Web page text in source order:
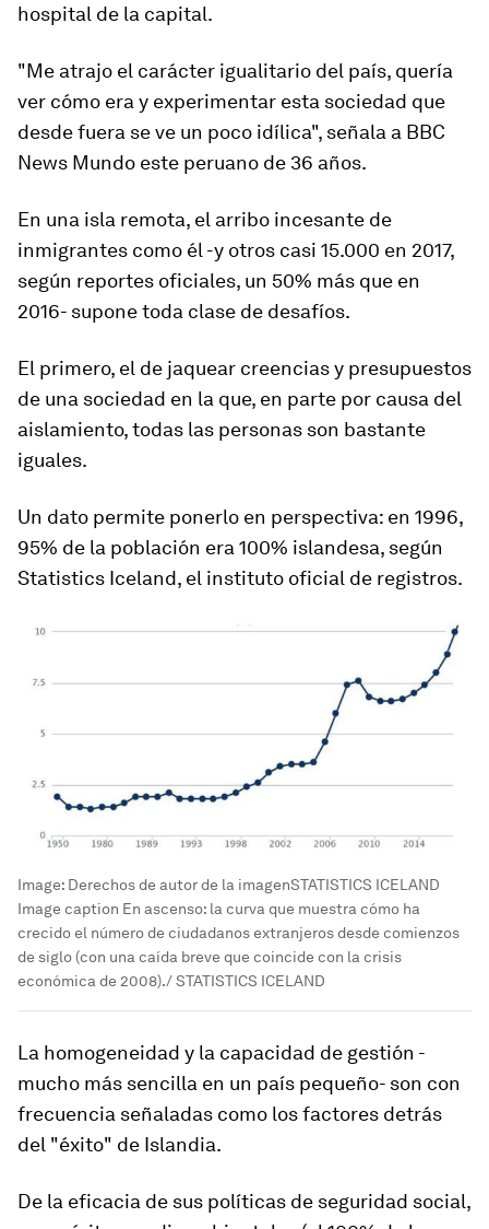
hospital de la capital.
"Me atrajo el carácter igualitario del país, quería
ver cómo era y experimentar esta sociedad que
desde fuera se ve un poco idílica", señala a BBC
News Mundo este peruano de 36 años.
En una isla remota, el arribo incesante de
inmigrantes como él -y otros casi 15.000 en 2017,
según reportes oficiales, un 50% más que en
2016- supone toda clase de desafíos.
El primero, el de jaquear creencias y presupuestos
de una sociedad en la que, en parte por causa del
aislamiento, todas las personas son bastante
iguales.
Un dato permite ponerlo en perspectiva: en 1996,
95% de la población era 100% islandesa, según
Statistics Iceland, el instituto oficial de registros.
Image: Derechos de autor de la imagenSTATISTICS ICELAND
Image caption En ascenso: la curva que muestra cómo ha
crecido el número de ciudadanos extranjeros desde comienzos
de siglo (con una caída breve que coincide con la crisis
económica de 2008)./ STATISTICS ICELAND
La homogeneidad y la capacidad de gestión -
mucho más sencilla en un país pequeño- son con
frecuencia señaladas como los factores detrás
del "éxito" de Islandia.
De la eficacia de sus políticas de seguridad social,